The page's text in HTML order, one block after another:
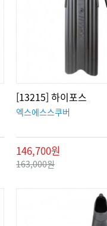
[13215] 하이포스
엑스에스스쿠버
146,700원
163,000원